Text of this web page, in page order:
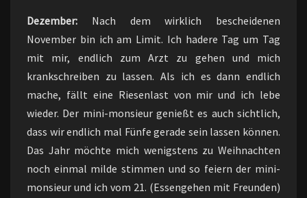
Dezember: Nach dem wirklich bescheidenen
November bin ich am Limit. Ich hadere Tag um Tag
mit mir, endlich zum Arzt zu gehen und mich
krankschreiben zu lassen. Als ich es dann endlich
mache, fällt eine Riesenlast von mir und ich lebe
wieder. Der mini-monsieur genießt es auch sichtlich,
dass wir endlich mal Fünfe gerade sein lassen können.
Das Jahr möchte mich wenigstens zu Weihnachten
noch einmal milde stimmen und so feiern der mini-
monsieur und ich vom 21. (Essengehen mit Freunden)